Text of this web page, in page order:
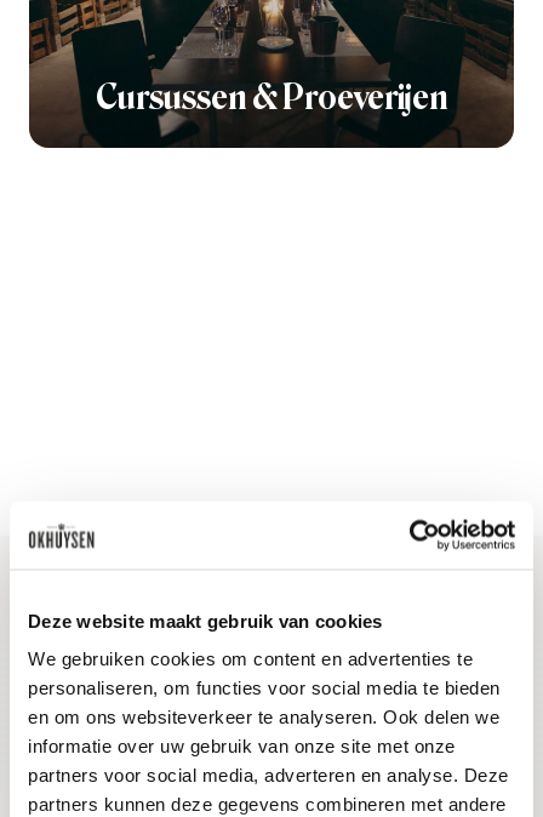
Deze website maakt gebruik van cookies
We gebruiken cookies om content en advertenties te
personaliseren, om functies voor social media te bieden
en om ons websiteverkeer te analyseren. Ook delen we
informatie over uw gebruik van onze site met onze
partners voor social media, adverteren en analyse. Deze
partners kunnen deze gegevens combineren met andere
Cursussen & Proeverijen
Blijf op de hoogte
Ontvang het laatste wijnnieuws, proeverijen en
evenementen
E-mailadres